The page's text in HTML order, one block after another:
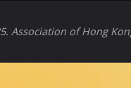
Association of Hong